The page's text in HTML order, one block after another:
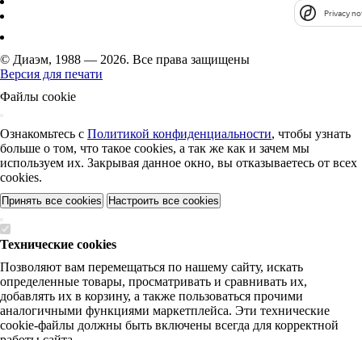
© Диаэм, 1988 — 2026. Все права защищены
Версия для печати
Файлы cookie
Ознакомьтесь с Политикой конфиденциальности, чтобы узнать
больше о том, что такое cookies, а так же как и зачем мы
используем их. Закрывая данное окно, вы отказываетесь от всех
cookies.
Принять все cookies Настроить все cookies
Технические cookies
Позволяют вам перемещаться по нашему сайту, искать
определенные товары, просматривать и сравнивать их,
добавлять их в корзину, а также пользоваться прочими
аналогичными функциями маркетплейса. Эти технические
cookie-файлы должны быть включены всегда для корректной
Privacy